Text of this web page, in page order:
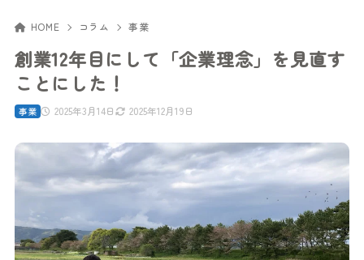
HOME コラム 事業
創業12年目にして「企業理念」を見直す
ことにした！
2025年3月14日 2025年12月19日
事業